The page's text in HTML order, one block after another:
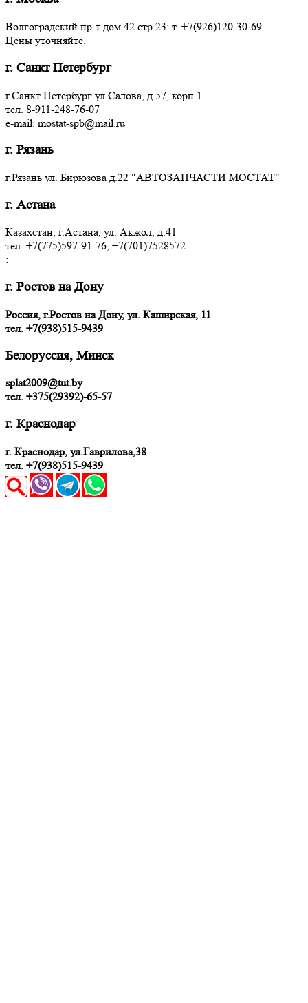
Волгоградский пр-т дом 42 стр.23: т. +7(926)120-30-69
Цены уточняйте.
г. Санкт Петербург
г.Санкт Петербург ул.Салова, д.57, корп.1
тел. 8-911-248-76-07
e-mail: mostat-spb@mail.ru
г. Рязань
г.Рязань ул. Бирюзова д.22 "АВТОЗАПЧАСТИ МОСТАТ"
г. Астана
Казахстан, г.Астана, ул. Акжол, д.41
тел. +7(775)597-91-76, +7(701)7528572
:
г. Ростов на Дону
Россия, г.Ростов на Дону, ул. Каширская, 11
тел. +7(938)515-9439
Белоруссия, Минск
splat2009@tut.by
тел. +375(29392)-65-57
г. Краснодар
г. Краснодар, ул.Гаврилова,38
тел. +7(938)515-9439